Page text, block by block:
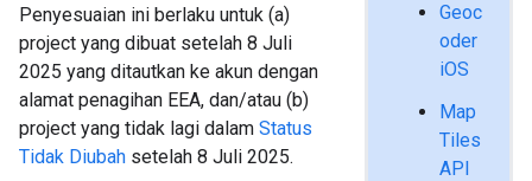
Geoc
oder
iOS
Map
Tiles
API
Penyesuaian ini berlaku untuk (a)
project yang dibuat setelah 8 Juli
2025 yang ditautkan ke akun dengan
alamat penagihan EEA, dan/atau (b)
project yang tidak lagi dalam Status
Tidak Diubah setelah 8 Juli 2025.